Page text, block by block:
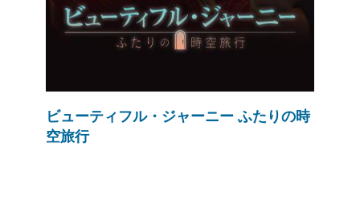
ビューティフル・ジャーニー ふたりの時
空旅行